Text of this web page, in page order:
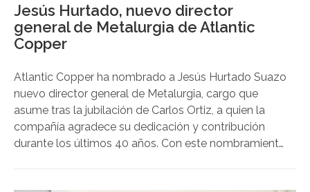
Jesús Hurtado, nuevo director
general de Metalurgia de Atlantic
Copper
Atlantic Copper ha nombrado a Jesús Hurtado Suazo
nuevo director general de Metalurgia, cargo que
asume tras la jubilación de Carlos Ortiz, a quien la
compañía agradece su dedicación y contribución
durante los últimos 40 años. Con este nombramiento,